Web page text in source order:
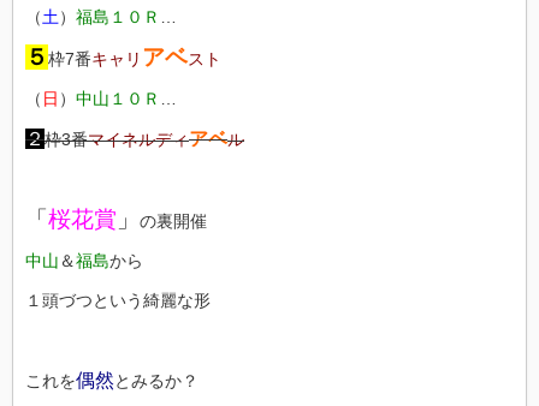
（土） 福島１０Ｒ
５ 枠7番キャリ アベスト
（ 日 ） 中山１０Ｒ
２枠3番マイネルディアベル
「桜花賞 」 の裏開催
中山 ＆福島から
１頭づつという綺麗な形
これを偶然とみるか？